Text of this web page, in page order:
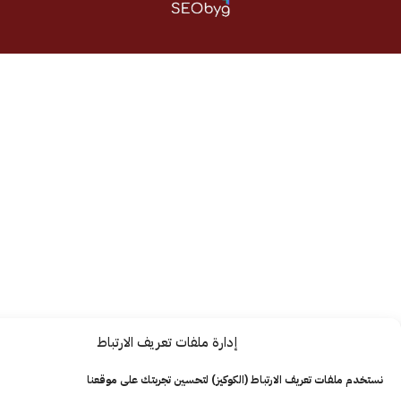
إدارة ملفات تعريف الارتباط
تعريف الارتباط (الكوكيز) لتحسين تجربتك على موقعنا